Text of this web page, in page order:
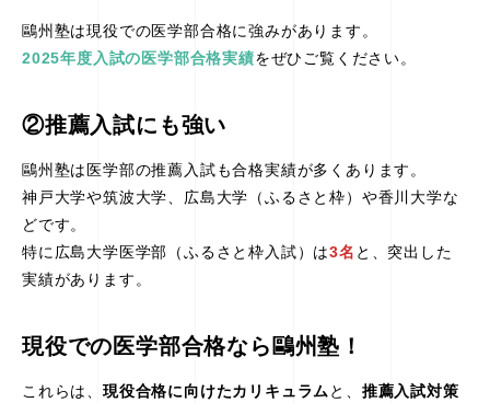
鷗州塾は現役での医学部合格に強みがあります。
2025年度入試の医学部合格実績をぜひご覧ください。
②推薦入試にも強い
鷗州塾は医学部の推薦入試も合格実績が多くあります。
神戸大学や筑波大学、広島大学（ふるさと枠）や香川大学な
どです。
特に広島大学医学部（ふるさと枠入試）は3名 と、突出した
実績があります。
現役での医学部合格なら鷗州塾！
これらは、 現役合格に向けたカリキュラム と、 推薦入試対策